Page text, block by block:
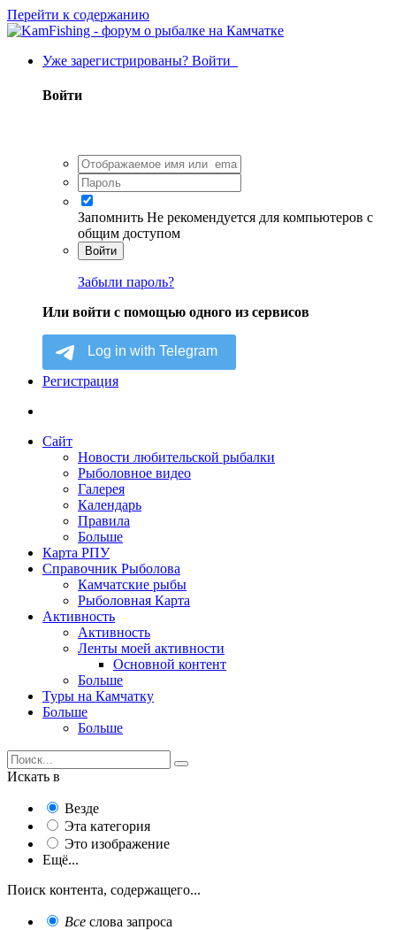
Перейти к содержанию
Уже зарегистрированы? Войти
Войти
Запомнить Не рекомендуется для компьютеров с
общим доступом
Войти
Забыли пароль?
Или войти с помощью одного из сервисов
Регистрация
Сайт
Новости любительской рыбалки
Рыболовное видео
Галерея
Календарь
Правила
Больше
Карта РПУ
Справочник Рыболова
Камчатские рыбы
Рыболовная Карта
Активность
Активность
Ленты моей активности
Основной контент
Больше
Туры на Камчатку
Больше
Больше
Искать в
Везде
Эта категория
Это изображение
Ещё...
Поиск контента, содержащего...
Все слова запроса